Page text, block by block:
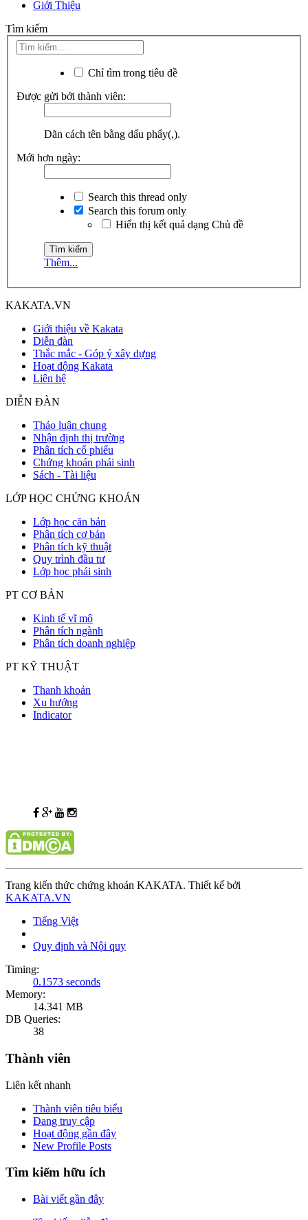
Giới Thiệu
Tìm kiếm
Chỉ tìm trong tiêu đề
Được gửi bởi thành viên:
Dãn cách tên bằng dấu phẩy(,).
Mới hơn ngày:
Search this thread only
Search this forum only
Hiển thị kết quả dạng Chủ đề
Thêm...
KAKATA.VN
Giới thiệu về Kakata
Diễn đàn
Thắc mắc - Góp ý xây dựng
Hoạt động Kakata
Liên hệ
DIỄN ĐÀN
Thảo luận chung
Nhận định thị trường
Phân tích cổ phiếu
Chứng khoán phái sinh
Sách - Tài liệu
LỚP HỌC CHỨNG KHOÁN
Lớp học căn bản
Phân tích cơ bản
Phân tích kỹ thuật
Quy trình đầu tư
Lớp học phái sinh
PT CƠ BẢN
Kinh tế vĩ mô
Phân tích ngành
Phân tích doanh nghiệp
PT KỸ THUẬT
Thanh khoản
Xu hướng
Indicator
Trang kiến thức chứng khoán KAKATA. Thiết kế bởi
KAKATA.VN
Tiếng Việt
Quy định và Nội quy
Timing:
0.1573 seconds
Memory:
14.341 MB
DB Queries:
38
Thành viên
Liên kết nhanh
Thành viên tiêu biểu
Đang truy cập
Hoạt động gần đây
New Profile Posts
Tìm kiếm hữu ích
Bài viết gần đây